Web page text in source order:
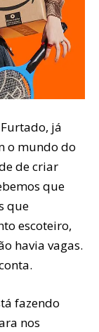
já
o mundo do
de criar
que
que
escoteiro,
havia vagas.
fazendo
nos